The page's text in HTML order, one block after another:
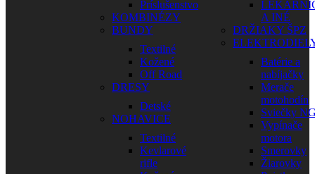
Príslušenstvo
KOMBINÉZY
BUNDY
Textilné
Kožené
Off Road
DRESY
Detské
NOHAVICE
Textilné
Kevlarové
rifle
A INÉ
DRŽIAKY ŠPZ
Batérie a
nabíjačky
Merače
motohodín
Sviečky
Vypínače
motora
Smerovky
Žiarovky